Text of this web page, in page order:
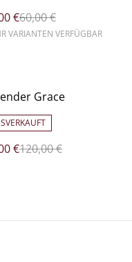
€60,00 €
VARIANTEN VERFÜGBAR
Grace
€120,00 €